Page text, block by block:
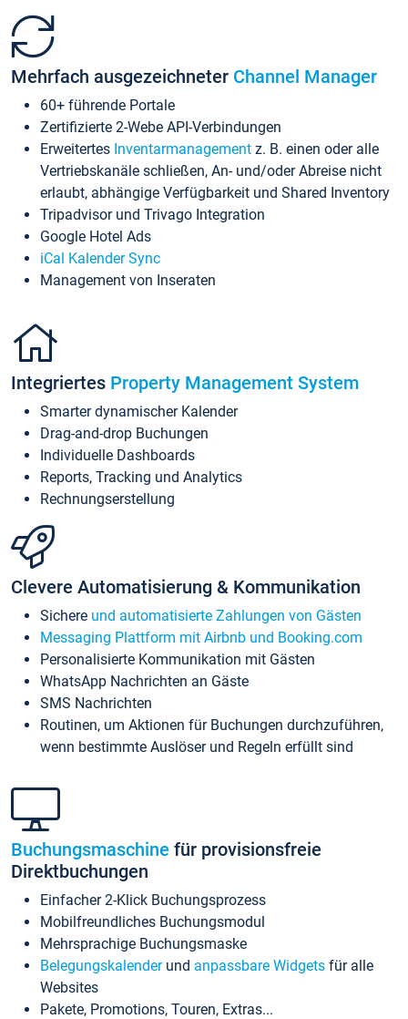
Mehrfach ausgezeichneter Channel Manager
60+ führende Portale
Zertifizierte 2-Webe API-Verbindungen
Erweitertes Inventarmanagement z. B. einen oder alle
Vertriebskanäle schließen, An- und/oder Abreise nicht
erlaubt, abhängige Verfügbarkeit und Shared Inventory
Tripadvisor und Trivago Integration
Google Hotel Ads
iCal Kalender Sync
Management von Inseraten
Integriertes Property Management System
Smarter dynamischer Kalender
Drag-and-drop Buchungen
Individuelle Dashboards
Reports, Tracking und Analytics
Rechnungserstellung
Clevere Automatisierung & Kommunikation
Sichere und automatisierte Zahlungen von Gästen
Messaging Plattform mit Airbnb und Booking.com
Personalisierte Kommunikation mit Gästen
WhatsApp Nachrichten an Gäste
SMS Nachrichten
Routinen, um Aktionen für Buchungen durchzuführen,
wenn bestimmte Auslöser und Regeln erfüllt sind
Buchungsmaschine für provisionsfreie
Direktbuchungen
Einfacher 2-Klick Buchungsprozess
Mobilfreundliches Buchungsmodul
Mehrsprachige Buchungsmaske
Belegungskalenderund anpassbare Widgets für alle
Websites
Pakete, Promotions, Touren, Extras...